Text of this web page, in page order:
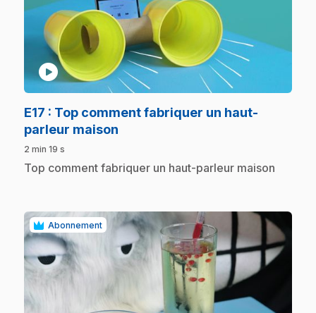
play_circle
E17 : Top comment fabriquer un haut-
parleur maison
2 min 19 s
.Top comment fabriquer un haut-parleur maison
Abonnement